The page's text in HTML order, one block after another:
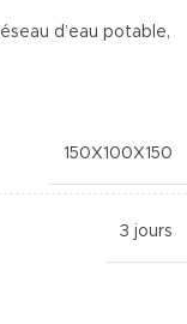
d’eau potable,
150X100X150
3 jours